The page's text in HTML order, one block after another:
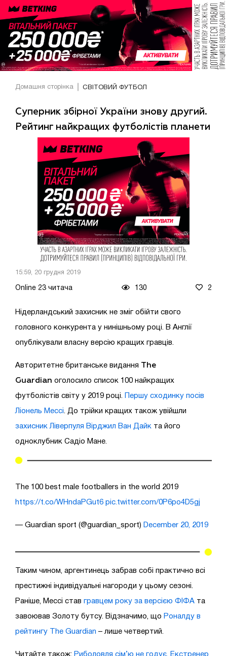
Домашня сторінка СВІТОВИЙ ФУТБОЛ
Суперник збірної України знову другий.
Рейтинг найкращих футболістів планети
15:59, 20 грудня 2019
Online 23 читача 130 2
Нідерландський захисник не зміг обійти свого
головного конкурента у нинішньому році. В Англії
опублікували власну версію кращих гравців.
Авторитетне британське видання The
Guardian оголосило список 100 найкращих
футболістів світу у 2019 році. Першу сходинку посів
Ліонель Мессі . До трійки кращих також увійшли
захисник Ліверпуля Вірджил Ван Дайк та його
одноклубник Садіо Мане.
The 100 best male footballers in the world 2019
https://t.co/WHndaPGut6 pic.twitter.com/0P6po4D5gj
— Guardian sport (@guardian_sport) December 20, 2019
Таким чином, аргентинець забрав собі практично всі
престижні індивідуальні нагороди у цьому сезоні.
Раніше, Мессі став гравцем року за версією ФІФА та
завоював Золоту бутсу. Відзначимо, що Роналду в
рейтингу The Guardian – лише четвертий.
Читайте також: Риболовля сім’ю не годує. Екстренер